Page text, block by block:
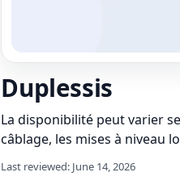
Duplessis
La disponibilité peut varier
câblage, les mises à niveau
Last reviewed: June 14, 2026